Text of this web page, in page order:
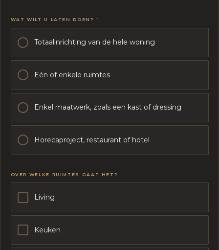
WAT WILT U LATEN DOEN?*
Totaalinrichting van de hele woning
Eén of enkele ruimtes
Enkel maatwerk, zoals een kast of dressing
Horecaproject, restaurant of hotel
OVER WELKE RUIMTES GAAT HET?
Living
Keuken